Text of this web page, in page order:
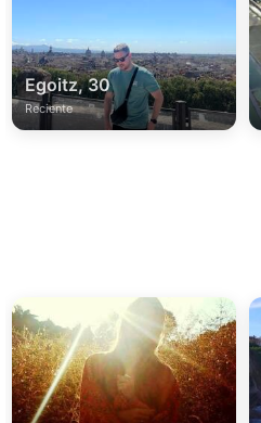
Egoitz, 30
Reciente